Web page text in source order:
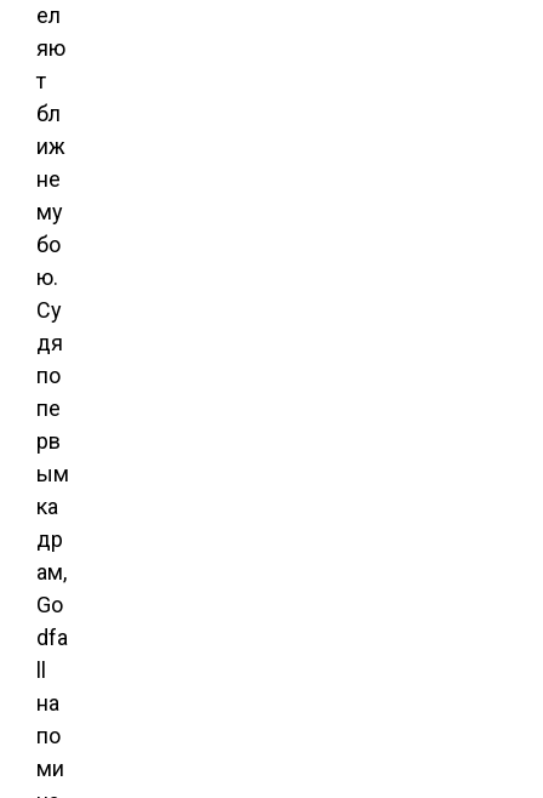
ел
яю
т
бл
иж
не
му
бо
ю.
Су
дя
по
пе
рв
ым
ка
др
ам,
Go
dfa
ll
на
по
ми